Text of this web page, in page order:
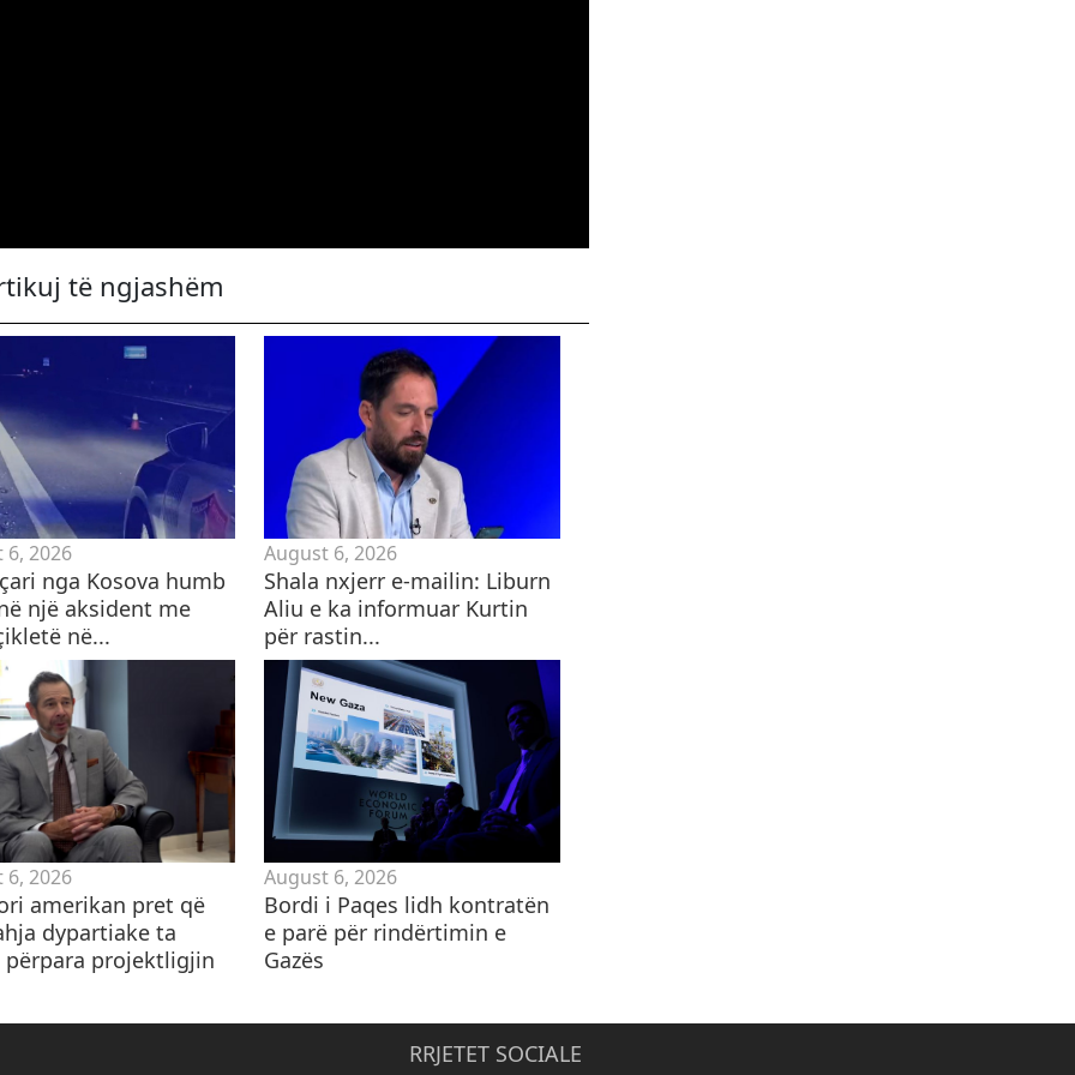
të ngjashëm
6, 2026
nga Kosova humb
një aksident me
në...
August 6, 2026
Shala nxjerr e-mailin: Liburn
Aliu e ka informuar Kurtin
për rastin...
6, 2026
amerikan pret që
dypartiake ta
përpara projektligjin
August 6, 2026
Bordi i Paqes lidh kontratën
e parë për rindërtimin e
Gazës
RRJETET SOCIALE